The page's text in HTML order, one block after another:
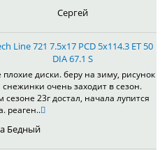
Сергей
Line 721 7.5x17 PCD 5x114.3 ET 50
DIA 67.1 S
плохие диски. беру на зиму, рисунок
снежинки очень заходит в сезон.
23г достал, начала лупится
реаген..
Бедный